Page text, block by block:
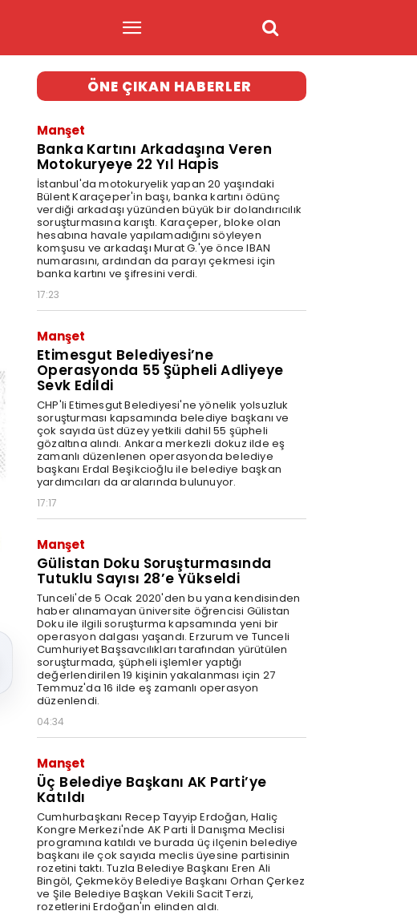
ÖNE ÇIKAN HABERLER
Manşet
Banka Kartını Arkadaşına Veren
Motokuryeye 22 Yıl Hapis
İstanbul'da motokuryelik yapan 20 yaşındaki
Bülent Karaçeper'in başı, banka kartını ödünç
verdiği arkadaşı yüzünden büyük bir dolandırıcılık
soruşturmasına karıştı. Karaçeper, bloke olan
hesabına havale yapılamadığını söyleyen
komşusu ve arkadaşı Murat G.'ye önce IBAN
numarasını, ardından da parayı çekmesi için
banka kartını ve şifresini verdi.
17:23
Manşet
Etimesgut Belediyesi’ne
Operasyonda 55 Şüpheli Adliyeye
Sevk Edildi
CHP'li Etimesgut Belediyesi'ne yönelik yolsuzluk
soruşturması kapsamında belediye başkanı ve
çok sayıda üst düzey yetkili dahil 55 şüpheli
gözaltına alındı. Ankara merkezli dokuz ilde eş
zamanlı düzenlenen operasyonda belediye
başkanı Erdal Beşikcioğlu ile belediye başkan
yardımcıları da aralarında bulunuyor.
17:17
Manşet
Gülistan Doku Soruşturmasında
Tutuklu Sayısı 28’e Yükseldi
Tunceli'de 5 Ocak 2020'den bu yana kendisinden
haber alınamayan üniversite öğrencisi Gülistan
Doku ile ilgili soruşturma kapsamında yeni bir
operasyon dalgası yaşandı. Erzurum ve Tunceli
Cumhuriyet Başsavcılıkları tarafından yürütülen
soruşturmada, şüpheli işlemler yaptığı
değerlendirilen 19 kişinin yakalanması için 27
Temmuz'da 16 ilde eş zamanlı operasyon
düzenlendi.
04:34
Manşet
Üç Belediye Başkanı AK Parti’ye
Katıldı
Cumhurbaşkanı Recep Tayyip Erdoğan, Haliç
Kongre Merkezi'nde AK Parti İl Danışma Meclisi
programına katıldı ve burada üç ilçenin belediye
başkanı ile çok sayıda meclis üyesine partisinin
rozetini taktı. Tuzla Belediye Başkanı Eren Ali
Bingöl, Çekmeköy Belediye Başkanı Orhan Çerkez
ve Şile Belediye Başkan Vekili Sacit Terzi,
rozetlerini Erdoğan'ın elinden aldı.